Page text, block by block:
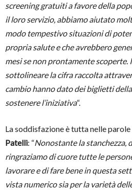
screening gratuiti a favore della
il loro servizio, abbiamo aiutato
modo tempestivo situazioni di
propria salute e che avrebbero
mesi se non prontamente
sottolineare la cifra raccolta
cambio hanno dato dei biglietti
sostenere l’iniziativa“.
La soddisfazione è tutta nelle
Patelli: “Nonostante la stanchezza,
ringraziamo di cuore tutte le
lavorare e di fare bene in questa
vista numerico sia per la varietà